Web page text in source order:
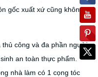
gốc xuất xứ cũng không
công và đa phần người
an toàn thực phẩm.
nhà làm có 1 cọng tóc